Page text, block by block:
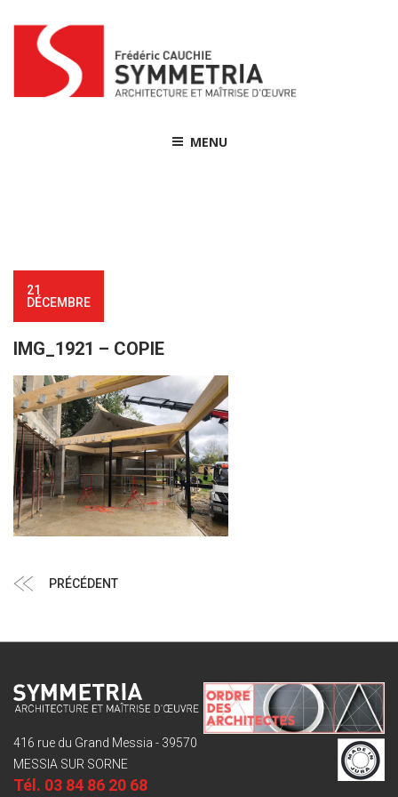
content
MENU
21
DÉCEMBRE
IMG_1921 – COPIE
de
Article
PRÉCÉDENT
416 rue du Grand Messia - 39570
MESSIA SUR SORNE
Tél. 03 84 86 20 68